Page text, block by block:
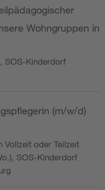
Wohngruppen in
SOS-Kinderdorf
(m/w/d)
Vollzeit oder Teilzeit
SOS-Kinderdorf